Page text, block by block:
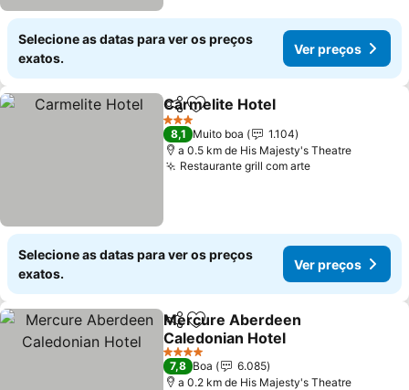
Selecione as datas para ver os preços
exatos.
Ver preços
PartilharAdicionar aos favoritos
Carmelite Hotel
3 Estrelas
8,1 Muito boa
1.104
a 0.5 km de His Majesty's Theatre
Restaurante grill com arteVer preços
Selecione as datas para ver os preços
exatos.
Ver preços
PartilharAdicionar aos favoritos
Mercure Aberdeen
Caledonian Hotel
Ver preços
4 Estrelas
7,8 Boa
6.085
a 0.2 km de His Majesty's Theatre